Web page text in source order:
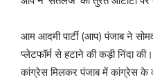
आम आदमी पार्टी (आप) पंजाब ने
प्लेटफॉर्म से हटाने की कड़ी निंदा
कांग्रेस मिलकर पंजाब में कांग्रेस के